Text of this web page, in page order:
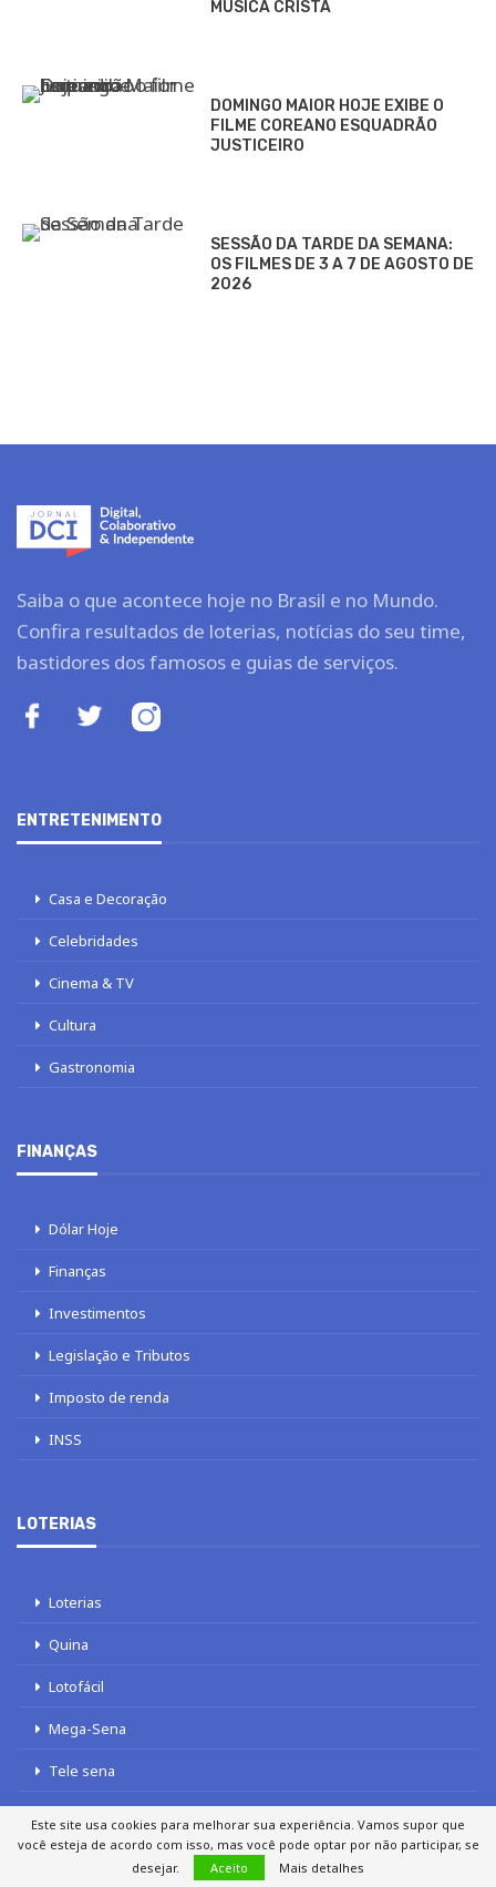
MÚSICA CRISTÃ
DOMINGO MAIOR HOJE EXIBE O
FILME COREANO ESQUADRÃO
JUSTICEIRO
SESSÃO DA TARDE DA SEMANA:
OS FILMES DE 3 A 7 DE AGOSTO DE
2026
Saiba o que acontece hoje no Brasil e no Mundo.
Confira resultados de loterias, notícias do seu time,
bastidores dos famosos e guias de serviços.
ENTRETENIMENTO
Casa e Decoração
Celebridades
Cinema & TV
Cultura
Gastronomia
FINANÇAS
Dólar Hoje
Finanças
Investimentos
Legislação e Tributos
Imposto de renda
INSS
LOTERIAS
Loterias
Quina
Lotofácil
Mega-Sena
Tele sena
AUTORES FALE COM O JORNAL DCI
Este site usa cookies para melhorar sua experiência. Vamos supor que
você esteja de acordo com isso, mas você pode optar por não participar, se
desejar.
Aceito Mais detalhes